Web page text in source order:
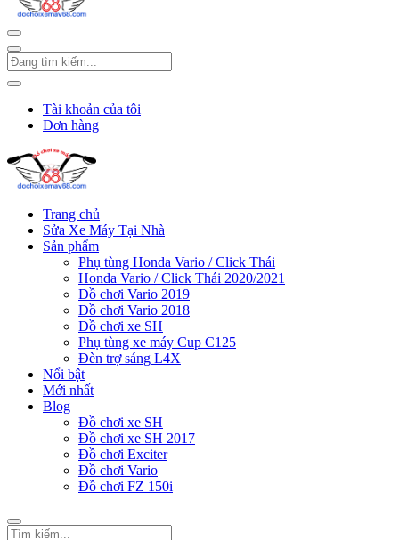
Tài khoản của tôi
Đơn hàng
Trang chủ
Sửa Xe Máy Tại Nhà
Sản phẩm
Phụ tùng Honda Vario / Click Thái
Honda Vario / Click Thái 2020/2021
Đồ chơi Vario 2019
Đồ chơi Vario 2018
Đồ chơi xe SH
Phụ tùng xe máy Cup C125
Đèn trợ sáng L4X
Nổi bật
Mới nhất
Blog
Đồ chơi xe SH
Đồ chơi xe SH 2017
Đồ chơi Exciter
Đồ chơi Vario
Đồ chơi FZ 150i